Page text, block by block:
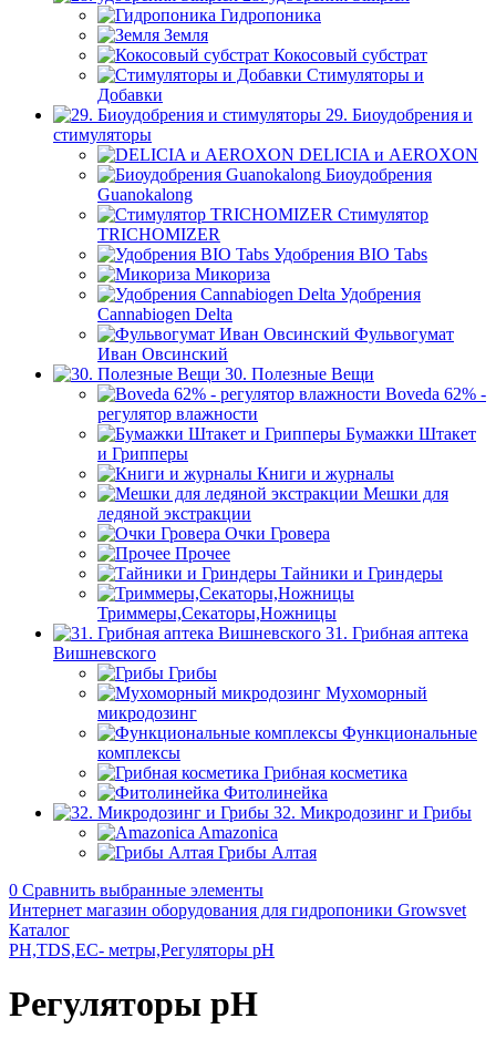
Гидропоника
Земля
Кокосовый субстрат
Стимуляторы и
Добавки
29. Биоудобрения и
стимуляторы
DELICIA и AEROXON
Биоудобрения
Guanokalong
Стимулятор
TRICHOMIZER
Удобрения BIO Tabs
Микориза
Удобрения
Cannabiogen Delta
Фульвогумат
Иван Овсинский
30. Полезные Вещи
Boveda 62% -
регулятор влажности
Бумажки Штакет
и Грипперы
Книги и журналы
Мешки для
ледяной экстракции
Очки Гровера
Прочее
Тайники и Гриндеры
Триммеры,Секаторы,Ножницы
31. Грибная аптека
Вишневского
Грибы
Мухоморный
микродозинг
Функциональные
комплексы
Грибная косметика
Фитолинейка
32. Микродозинг и Грибы
Amazonica
Грибы Алтая
0 Сравнить выбранные элементы
Интернет магазин оборудования для гидропоники Growsvet
Каталог
PH,TDS,EC- метры,Регуляторы pН
Регуляторы pН